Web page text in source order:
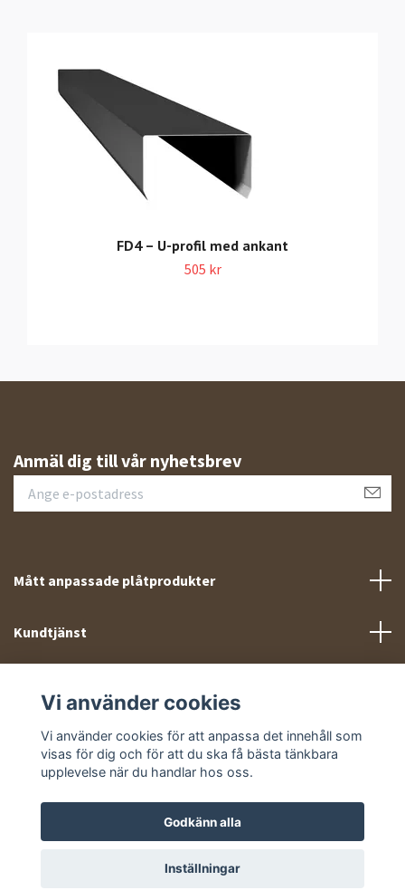
FD4 – U-profil med ankant
505 kr
Anmäl dig till vår nyhetsbrev
Mått anpassade plåtprodukter
Kundtjänst
Sociala medier
© 2026 Takprofiler.se
Vi använder cookies
Vi använder cookies för att anpassa det innehåll som
visas för dig och för att du ska få bästa tänkbara
upplevelse när du handlar hos oss.
Godkänn alla
Inställningar